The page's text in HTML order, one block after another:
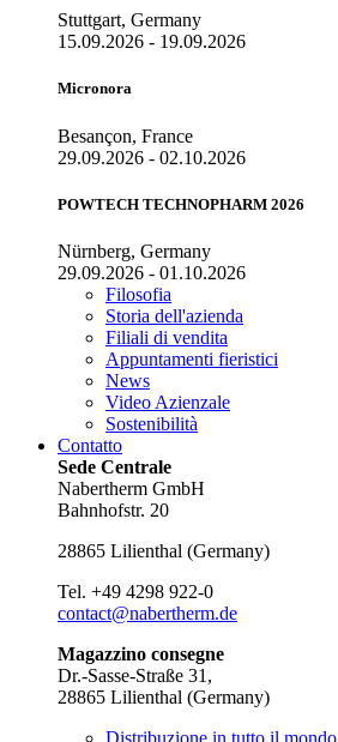
Stuttgart, Germany
15.09.2026 - 19.09.2026
Micronora
Besançon, France
29.09.2026 - 02.10.2026
POWTECH TECHNOPHARM 2026
Nürnberg, Germany
29.09.2026 - 01.10.2026
Filosofia
Storia dell'azienda
Filiali di vendita
Appuntamenti fieristici
News
Video Azienzale
Sostenibilità
Contatto
Sede Centrale
Nabertherm GmbH
Bahnhofstr. 20
28865 Lilienthal (Germany)
Tel. +49 4298 922-0
contact@nabertherm.de
Magazzino consegne
Dr.-Sasse-Straße 31,
28865 Lilienthal (Germany)
Distribuzione in tutto il mondo